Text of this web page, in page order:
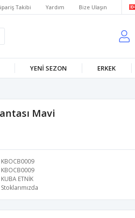
Takibi Yardım Bize Ulaşın
YENİ SEZON ERKEK
Mavi
KBOCB0009
KBOCB0009
KUBA ETNİK
Stoklarımızda